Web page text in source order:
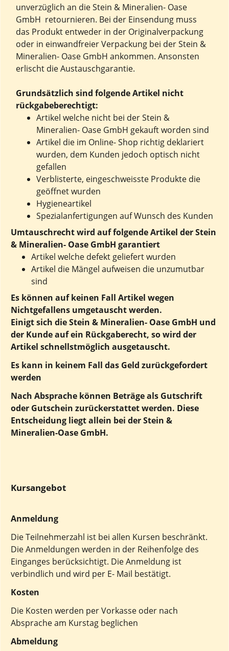
unverzüglich an die Stein & Mineralien- Oase
GmbH retournieren. Bei der Einsendung muss
das Produkt entweder in der Originalverpackung
oder in einwandfreier Verpackung bei der Stein &
Mineralien- Oase GmbH ankommen. Ansonsten
erlischt die Austauschgarantie.
Grundsätzlich sind folgende Artikel nicht
rückgabeberechtigt:
Artikel welche nicht bei der Stein &
Mineralien- Oase GmbH gekauft worden sind
Artikel die im Online- Shop richtig deklariert
wurden, dem Kunden jedoch optisch nicht
gefallen
Verblisterte, eingeschweisste Produkte die
geöffnet wurden
Hygieneartikel
Spezialanfertigungen auf Wunsch des Kunden
Umtauschrecht wird auf folgende Artikel der Stein
& Mineralien- Oase GmbH garantiert
Artikel welche defekt geliefert wurden
Artikel die Mängel aufweisen die unzumutbar
sind
Es können auf keinen Fall Artikel wegen
Nichtgefallens umgetauscht werden.
Einigt sich die Stein & Mineralien- Oase GmbH und
der Kunde auf ein Rückgaberecht, so wird der
Artikel schnellstmöglich ausgetauscht.
Es kann in keinem Fall das Geld zurückgefordert
werden
Nach Absprache können Beträge als Gutschrift
oder Gutschein zurückerstattet werden. Diese
Entscheidung liegt allein bei der Stein &
Mineralien-Oase GmbH.
Kursangebot
Anmeldung
Die Teilnehmerzahl ist bei allen Kursen beschränkt.
Die Anmeldungen werden in der Reihenfolge des
Einganges berücksichtigt. Die Anmeldung ist
verbindlich und wird per E- Mail bestätigt.
Kosten
Die Kosten werden per Vorkasse oder nach
Absprache am Kurstag beglichen
Abmeldung